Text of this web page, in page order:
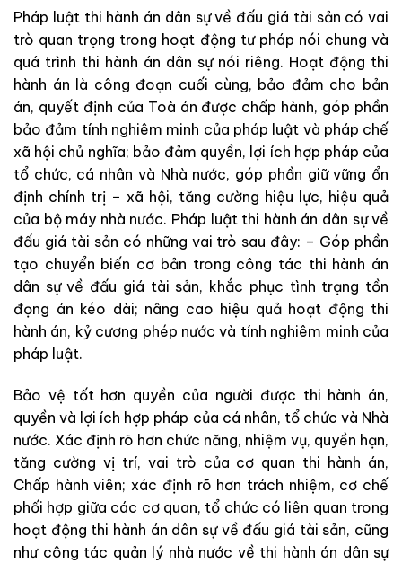
Pháp luật thi hành án dân sựvề đấu giá tài sản cóvai
trò quan trọng trong hoạt động tư pháp nói chungvà
quá trình thi hành án dân sự nói riêng. Hoạt động thi
hành án là công đoạn cuối cùng, bảo đảm cho bản
án, quyết định của Toà án được chấp hành, góp phần
bảo đảm tính nghiêm minh của pháp luật và pháp chế
xã hội chủ nghĩa; bảo đảm quyền, lợi ích hợp pháp của
tổ chức, cá nhân và Nhà nước, góp phần giữvững ổn
định chính trị – xã hội, tăng cường hiệu lực, hiệu quả
của bộ máy nhà nước. Pháp luật thi hành án dân sựvề
đấu giá tài sản có những vai trò sau đây: – Góp phần
tạo chuyển biến cơ bản trong công tác thi hành án
dân sựvề đấu giá tài sản, khắc phục tình trạng tồn
đọng án kéo dài; nâng cao hiệu quả hoạt động thi
hành án, kỷ cương phép nướcvà tính nghiêm minh của
pháp luật.
Bảo vệ tốt hơn quyền của người được thi hành án,
quyền và lợi ích hợp pháp của cá nhân, tổ chứcvà Nhà
nước. Xác định rõ hơn chức năng, nhiệm vụ, quyền hạn,
tăng cường vị trí, vai trò của cơ quan thi hành án,
Chấp hànhviên;xác định rõ hơn trách nhiệm, cơ chế
phối hợp giữa các cơ quan, tổ chức có liên quan trong
hoạt động thi hành án dân sự về đấu giá tài sản, cũng
như công tác quản lý nhà nước về thi hành án dân sự